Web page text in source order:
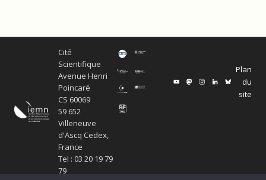
Cité
Scientifique
Avenue Henri
Poincaré
CS 60069
59 652
Villeneuve
d'Ascq Cedex,
France
Tel : 03 20 19 79
79
Plan
du
site